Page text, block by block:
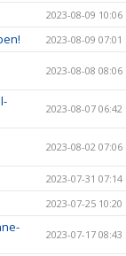
2023-08-09 10:06
2023-08-09 07:01
2023-08-08 08:06
2023-08-07 06:42
2023-08-02 07:06
2023-07-31 07:14
2023-07-25 10:20
2023-07-17 08:43